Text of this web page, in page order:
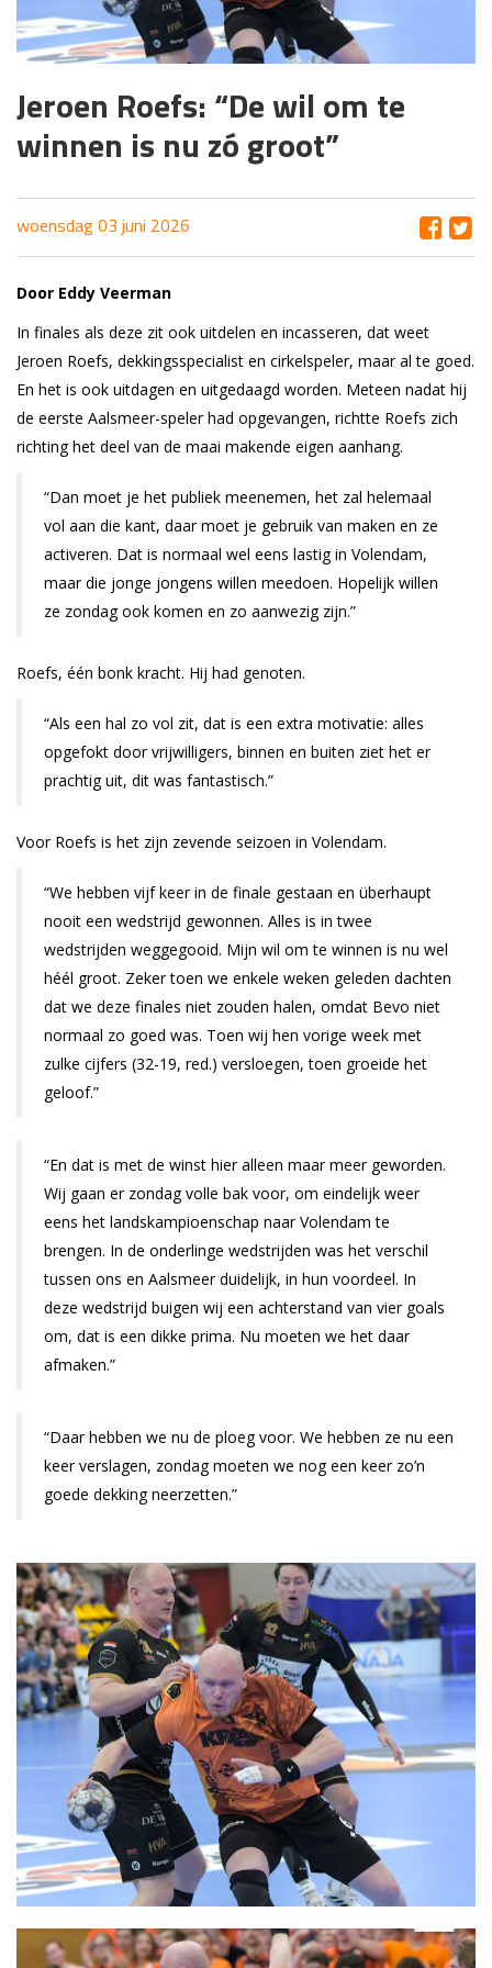
Jeroen Roefs: “De wil om te
winnen is nu zó groot”
woensdag 03 juni 2026
Door Eddy Veerman
In finales als deze zit ook uitdelen en incasseren, dat weet
Jeroen Roefs, dekkingsspecialist en cirkelspeler, maar al te goed.
En het is ook uitdagen en uitgedaagd worden. Meteen nadat hij
de eerste Aalsmeer-speler had opgevangen, richtte Roefs zich
richting het deel van de maai makende eigen aanhang.
“Dan moet je het publiek meenemen, het zal helemaal
vol aan die kant, daar moet je gebruik van maken en ze
activeren. Dat is normaal wel eens lastig in Volendam,
maar die jonge jongens willen meedoen. Hopelijk willen
ze zondag ook komen en zo aanwezig zijn.”
Roefs, één bonk kracht. Hij had genoten.
“Als een hal zo vol zit, dat is een extra motivatie: alles
opgefokt door vrijwilligers, binnen en buiten ziet het er
prachtig uit, dit was fantastisch.”
Voor Roefs is het zijn zevende seizoen in Volendam.
“We hebben vijf keer in de finale gestaan en überhaupt
nooit een wedstrijd gewonnen. Alles is in twee
wedstrijden weggegooid. Mijn wil om te winnen is nu wel
héél groot. Zeker toen we enkele weken geleden dachten
dat we deze finales niet zouden halen, omdat Bevo niet
normaal zo goed was. Toen wij hen vorige week met
zulke cijfers (32-19, red.) versloegen, toen groeide het
geloof.”
“En dat is met de winst hier alleen maar meer geworden.
Wij gaan er zondag volle bak voor, om eindelijk weer
eens het landskampioenschap naar Volendam te
brengen. In de onderlinge wedstrijden was het verschil
tussen ons en Aalsmeer duidelijk, in hun voordeel. In
deze wedstrijd buigen wij een achterstand van vier goals
om, dat is een dikke prima. Nu moeten we het daar
afmaken.”
“Daar hebben we nu de ploeg voor. We hebben ze nu een
keer verslagen, zondag moeten we nog een keer zo’n
goede dekking neerzetten.”